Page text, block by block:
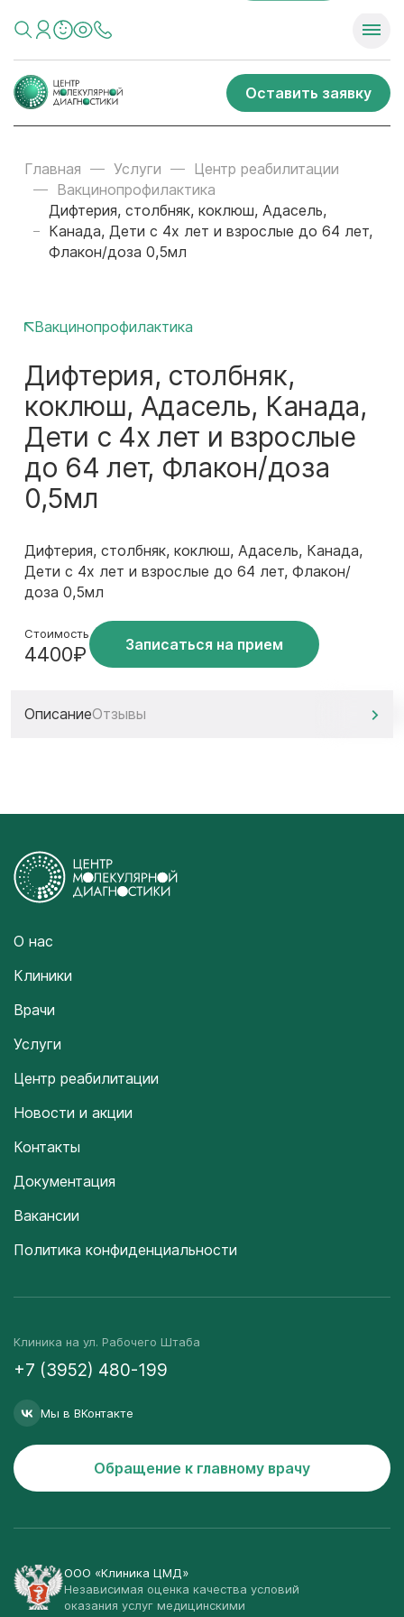
Оставить заявку
Главная Услуги
Центр реабилитации
Вакцинопрофилактика
Дифтерия, столбняк, коклюш, Адасель,
Канада, Дети с 4х лет и взрослые до 64 лет,
Флакон/доза 0,5мл
Вакцинопрофилактика
Дифтерия, столбняк,
коклюш, Адасель, Канада,
Дети с 4х лет и взрослые
до 64 лет, Флакон/доза
0,5мл
Дифтерия, столбняк, коклюш, Адасель, Канада,
Дети с 4х лет и взрослые до 64 лет, Флакон/
доза 0,5мл
Стоимость
4400₽ Записаться на прием
ОписаниеОтзывы
О нас
Клиники
Врачи
Услуги
Центр реабилитации
Новости и акции
Контакты
Документация
Вакансии
Политика конфиденциальности
Клиника на ул. Рабочего Штаба
+7 (3952) 480-199
Мы в ВКонтакте
Обращение к главному врачу
ООО «Клиника ЦМД»
Независимая оценка качества условий
оказания услуг медицинскими